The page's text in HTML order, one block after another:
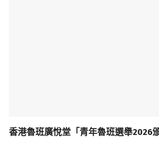
香港魯班廣悅堂「青年魯班選舉2026